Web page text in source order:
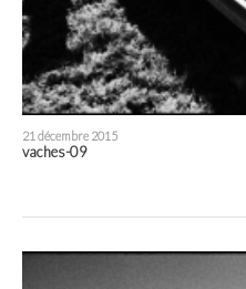
21 décembre 2015
vaches-09